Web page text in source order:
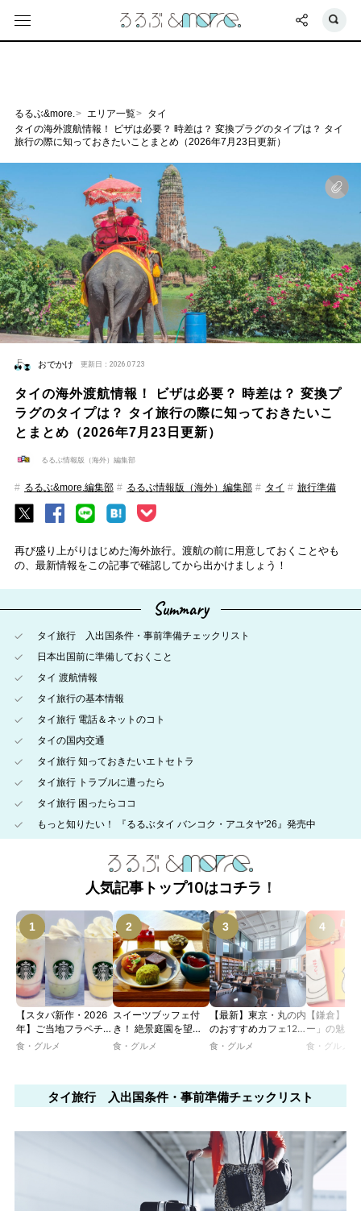
るるぶ&more. エリア一覧
タイ
タイの海外渡航情報！ ビザは必要？ 時差は？ 変換プラグのタイプは？ タイ
旅行の際に知っておきたいことまとめ（2026年7月23日更新）
おでかけ 更新日：2026.07.23
タイの海外渡航情報！ ビザは必要？ 時差は？ 変換プ
ラグのタイプは？ タイ旅行の際に知っておきたいこ
とまとめ（2026年7月23日更新）
るるぶ情報版（海外）編集部
るるぶ&more.編集部 るるぶ情報版（海外）編集部 タイ 旅行準備
再び盛り上がりはじめた海外旅行。渡航の前に用意しておくことやも
の、最新情報をこの記事で確認してから出かけましょう！
Summary
タイ旅行 入出国条件・事前準備チェックリスト
日本出国前に準備しておくこと
タイ 渡航情報
タイ旅行の基本情報
タイ旅行 電話＆ネットのコト
タイの国内交通
タイ旅行 知っておきたいエトセトラ
タイ旅行 トラブルに遭ったら
タイ旅行 困ったらココ
もっと知りたい！ 『るるぶタイ バンコク・アユタヤ'26』発売中
人気記事トップ10はコチラ！
【スタバ新作・2026
年】ご当地フラペチー
ノが新登場！ 地域と
JIMOTO
PROGRAM」が青
森・群馬・沖縄で始
食・グルメ
スイーツブッフェ付
き！ 絶景庭園を望む
ホテルレストランで味
ツトレンドVol.105】
食・グルメ
【最新】東京・丸の内
のおすすめカフェ12
選｜ひとりでゆったり
るカフェ、優雅なホテ
ルラウンジまで！
食・グルメ
【鎌倉】「
ー」の魅力
説！ 定番商
食・グルメ
タイ旅行 入出国条件・事前準備チェックリスト